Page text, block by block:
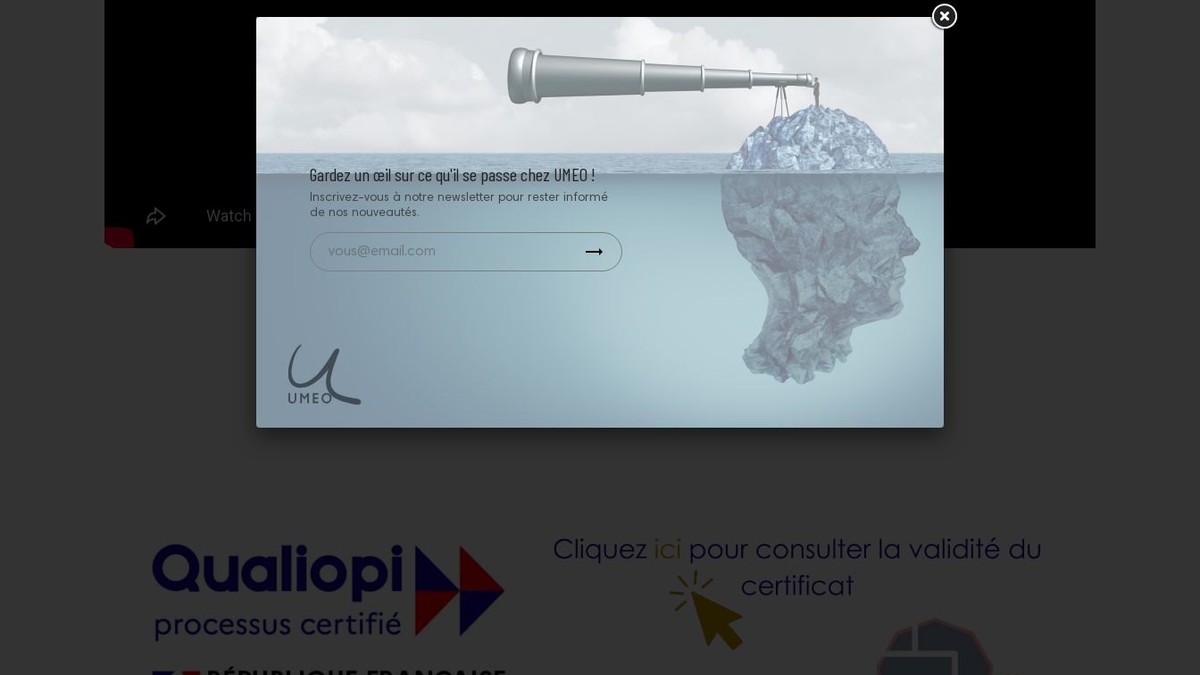
UMEO est certifié QUALIOPI
Gardez un œil sur ce qu'il se passe chez UMEO !
Inscrivez-vous à notre newsletter pour rester informé
de nos nouveautés.
trending_flat